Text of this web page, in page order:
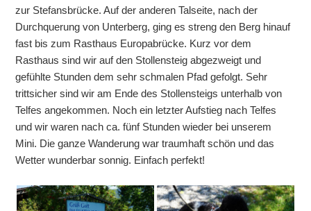
zur Stefansbrücke. Auf der anderen Talseite, nach der
Durchquerung von Unterberg, ging es streng den Berg hinauf
fast bis zum Rasthaus Europabrücke. Kurz vor dem
Rasthaus sind wir auf den Stollensteig abgezweigt und
gefühlte Stunden dem sehr schmalen Pfad gefolgt. Sehr
trittsicher sind wir am Ende des Stollensteigs unterhalb von
Telfes angekommen. Noch ein letzter Aufstieg nach Telfes
und wir waren nach ca. fünf Stunden wieder bei unserem
Mini. Die ganze Wanderung war traumhaft schön und das
Wetter wunderbar sonnig. Einfach perfekt!